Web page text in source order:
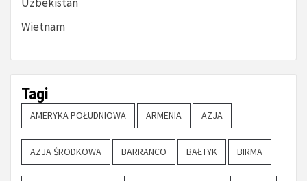
Wietnam
Tagi
AMERYKA POŁUDNIOWA ARMENIA AZJA
AZJA ŚRODKOWA BARRANCO BAŁTYK BIRMA